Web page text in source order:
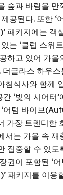
숲과 바람을 만
공된다. 또한 ‘
패키지에는 객
는 ‘클럽 스위
하고 있어 가을
더글라스 하우
침식사와 함께
‘빛의 시어터
어텀 바이브
가장 트렌디한
서는 가을 속 재
집중할 수 있도
권이 포함된 ‘
패키지를 이용